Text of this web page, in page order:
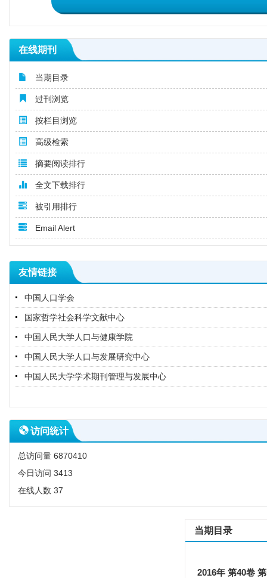
在线期刊
当期目录
过刊浏览
按栏目浏览
高级检索
摘要阅读排行
全文下载排行
被引用排行
Email Alert
友情链接
中国人口学会
国家哲学社会科学文献中心
中国人民大学人口与健康学院
中国人民大学人口与发展研究中心
中国人民大学学术期刊管理与发展中心
访问统计
总访问量 6870410
今日访问 3413
在线人数 37
当期目录
2016年 第40卷